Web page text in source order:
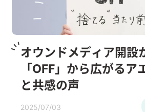
オウンドメディア開設
「OFF」から広がるア
と共感の声
2025/07/03